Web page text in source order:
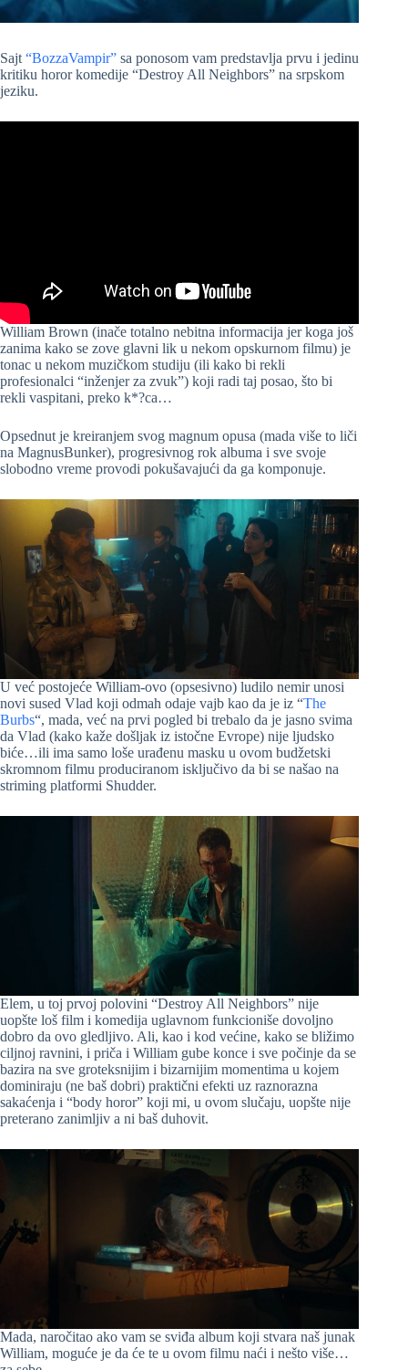
Sajt “BozzaVampir” sa ponosom vam predstavlja prvu i jedinu
kritiku horor komedije “Destroy All Neighbors” na srpskom
jeziku.
William Brown (inače totalno nebitna informacija jer koga još
zanima kako se zove glavni lik u nekom opskurnom filmu) je
tonac u nekom muzičkom studiju (ili kako bi rekli
profesionalci “inženjer za zvuk”) koji radi taj posao, što bi
rekli vaspitani, preko k*?ca…
Opsednut je kreiranjem svog magnum opusa (mada više to liči
na MagnusBunker), progresivnog rok albuma i sve svoje
slobodno vreme provodi pokušavajući da ga komponuje.
U već postojeće William-ovo (opsesivno) ludilo nemir unosi
novi sused Vlad koji odmah odaje vajb kao da je iz “The
Burbs“, mada, već na prvi pogled bi trebalo da je jasno svima
da Vlad (kako kaže došljak iz istočne Evrope) nije ljudsko
biće…ili ima samo loše urađenu masku u ovom budžetski
skromnom filmu produciranom isključivo da bi se našao na
striming platformi Shudder.
Elem, u toj prvoj polovini “Destroy All Neighbors” nije
uopšte loš film i komedija uglavnom funkcioniše dovoljno
dobro da ovo gledljivo. Ali, kao i kod većine, kako se bližimo
ciljnoj ravnini, i priča i William gube konce i sve počinje da se
bazira na sve groteksnijim i bizarnijim momentima u kojem
dominiraju (ne baš dobri) praktični efekti uz raznorazna
sakaćenja i “body horor” koji mi, u ovom slučaju, uopšte nije
preterano zanimljiv a ni baš duhovit.
Mada, naročitao ako vam se sviđa album koji stvara naš junak
William, moguće je da će te u ovom filmu naći i nešto više…